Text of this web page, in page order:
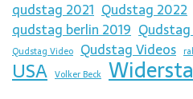
qudstag 2021 Qudstag 2022
qudstag berlin 2019
Qudstag Video Qudstag Videos
USA Volker Beck